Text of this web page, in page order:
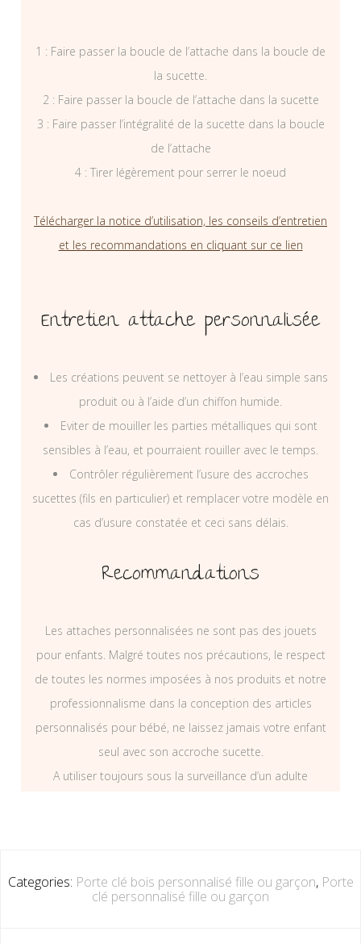
1 : Faire passer la boucle de l’attache dans la boucle de
la sucette.
2 : Faire passer la boucle de l’attache dans la sucette
3 : Faire passer l’intégralité de la sucette dans la boucle
de l’attache
4 : Tirer légèrement pour serrer le noeud
Télécharger la notice d’utilisation, les conseils d’entretien
et les recommandations en cliquant sur ce lien
Entretien attache personnalisée
Les créations peuvent se nettoyer à l’eau simple sans
produit ou à l’aide d’un chiffon humide.
Eviter de mouiller les parties métalliques qui sont
sensibles à l’eau, et pourraient rouiller avec le temps.
Contrôler régulièrement l’usure des accroches
sucettes (fils en particulier) et remplacer votre modèle en
cas d’usure constatée et ceci sans délais.
Recommandations
Les attaches personnalisées ne sont pas des jouets
pour enfants. Malgré toutes nos précautions, le respect
de toutes les normes imposées à nos produits et notre
professionnalisme dans la conception des articles
personnalisés pour bébé, ne laissez jamais votre enfant
seul avec son accroche sucette.
A utiliser toujours sous la surveillance d’un adulte
Categories: Porte clé bois personnalisé fille ou garçon, Porte
clé personnalisé fille ou garçon